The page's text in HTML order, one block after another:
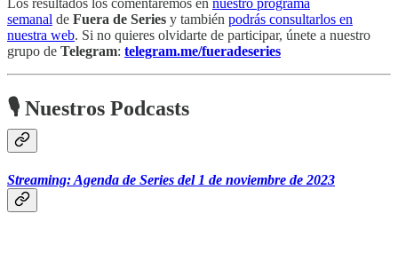
semanal de Fuera de Series y también podrás consultarlos en
nuestra web. Si no quieres olvidarte de participar, únete a nuestro
grupo de Telegram: telegram.me/fueradeseries
🎙 Nuestros Podcasts
Streaming: Agenda de Series del 1 de noviembre de 2023